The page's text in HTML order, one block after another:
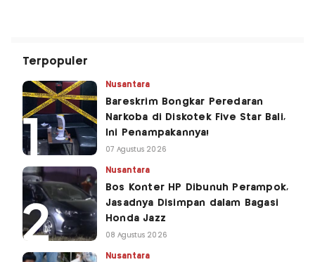
Terpopuler
Nusantara
Bareskrim Bongkar Peredaran
Narkoba di Diskotek Five Star Bali,
Ini Penampakannya!
07 Agustus 2026
Nusantara
Bos Konter HP Dibunuh Perampok,
Jasadnya Disimpan dalam Bagasi
Honda Jazz
08 Agustus 2026
Nusantara